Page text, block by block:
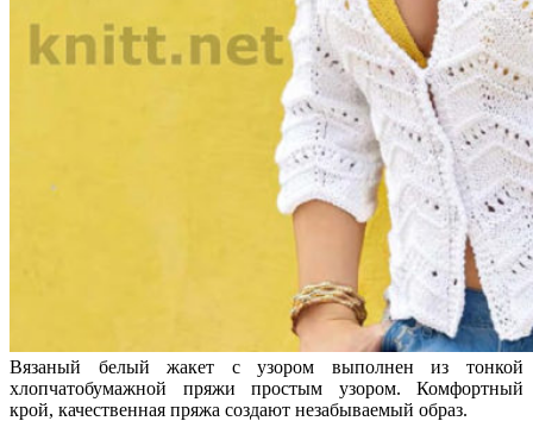
Вязаный белый жакет с узором выполнен из тонкой
хлопчатобумажной пряжи простым узором. Комфортный
крой, качественная пряжа создают незабываемый образ.